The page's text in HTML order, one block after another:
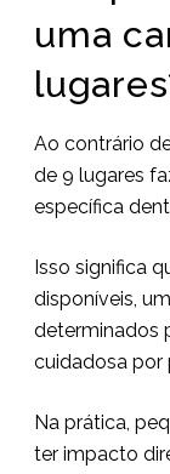
uma
Ao contrário
de 9 lugares
específica
Isso significa
disponíveis,
determinados
cuidadosa por
Na prática,
ter impacto